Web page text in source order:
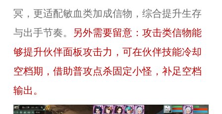
冥，更适配敏血类加成信物，综合提升生存
与出手节奏。
另外需要留意：攻击类信物能
够提升伙伴面板攻击力，可在伙伴技能冷却
空档期，借助普攻点杀固定小怪，补足空档
输出 。